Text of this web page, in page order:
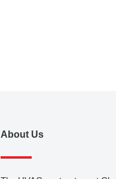
About Us